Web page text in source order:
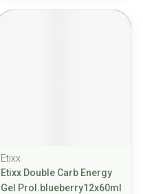
Etixx
Etixx Double Carb Energy
Gel Prol.blueberry12x60ml